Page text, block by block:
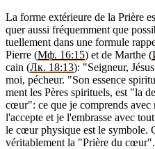
La forme exté­rieure de la Prière
quer aussi fré­quem­ment que
tuel­le­ment dans une for­mule
Pierre (Мф. 16:15) et de Marthe (
cain (Лк. 18:13): "Sei­gneur,
moi, pécheur. "Son essence
ment les Pères spi­ri­tuels, est "la
cœur": ce que je com­prends avec
l'ac­cepte et je l'em­brasse avec
le cœur phy­sique est le sym­bole.
véri­ta­ble­ment la "Prière du cœur".